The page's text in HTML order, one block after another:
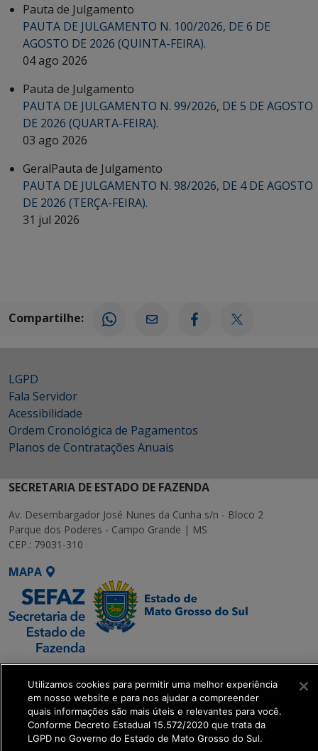
Pauta de Julgamento
PAUTA DE JULGAMENTO N. 100/2026, DE 6 DE
AGOSTO DE 2026 (QUINTA-FEIRA).
04 ago 2026
Pauta de Julgamento
PAUTA DE JULGAMENTO N. 99/2026, DE 5 DE AGOSTO
DE 2026 (QUARTA-FEIRA).
03 ago 2026
GeralPauta de Julgamento
PAUTA DE JULGAMENTO N. 98/2026, DE 4 DE AGOSTO
DE 2026 (TERÇA-FEIRA).
31 jul 2026
Compartilhe:
LGPD
Fala Servidor
Acessibilidade
Ordem Cronológica de Pagamentos
Planos de Contratações Anuais
SECRETARIA DE ESTADO DE FAZENDA
Av. Desembargador José Nunes da Cunha s/n - Bloco 2
Parque dos Poderes - Campo Grande | MS
CEP.: 79031-310
MAPA
SETDIG | Secretaria-
Executiva de
Transformação Digital
get_footer();
Utilizamos cookies para permitir uma melhor experiência
em nosso website e para nos ajudar a compreender
quais informações são mais úteis e relevantes para você.
Conforme Decreto Estadual 15.572/2020 que trata da
LGPD no Governo do Estado de Mato Grosso do Sul.